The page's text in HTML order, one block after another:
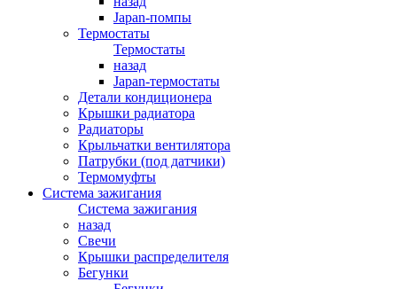
Japan-помпы
Термостаты
Термостаты
назад
Japan-термостаты
Детали кондиционера
Крышки радиатора
Радиаторы
Крыльчатки вентилятора
Патрубки (под датчики)
Термомуфты
Система зажигания
Система зажигания
назад
Свечи
Крышки распределителя
Бегунки